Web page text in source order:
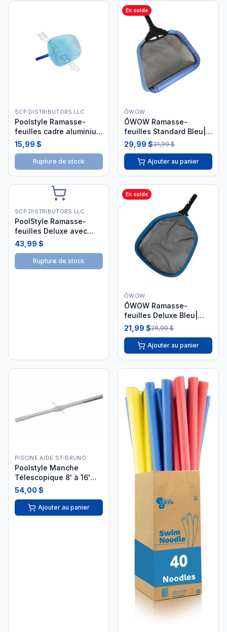
SCP DISTRIBUTORS LLC
Poolstyle Ramasse-
feuilles cadre aluminium
luxe K687BU
15,99 $
Rupture de stock
En solde
ŌWOW
ŌWOW Ramasse-
feuilles Standard Bleu|
983B-BLUE-CB
29,99 $31,99 $
Ajouter au panier
SCP DISTRIBUTORS LLC
PoolStyle Ramasse-
feuilles Deluxe avec
Roues et Brosses
K409CBX
43,99 $
Rupture de stock
En solde
ŌWOW
ŌWOW Ramasse-
feuilles Deluxe Bleu|
367-BLUE-CB
21,99 $26,99 $
Ajouter au panier
PISCINE AIDE ST-BRUNO
Poolstyle Manche
Télescopique 8' à 16'
Aluminium PSL40-0348
54,00 $
Ajouter au panier